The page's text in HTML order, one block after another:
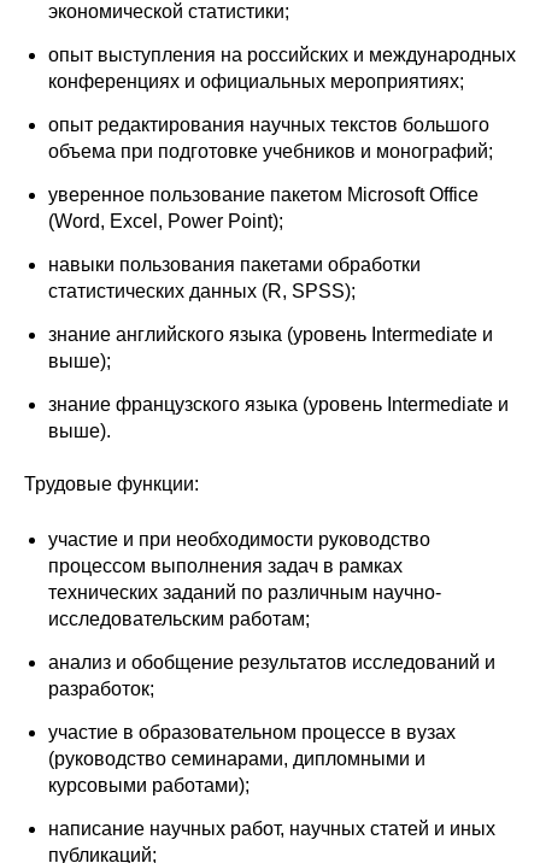
Научные труды
О журнале
Выпуски
Редакционная этика
Информация для авторов
Общие требования
Семинары
Энергетический семинар
Российско-французский семинар
ЦДУ
Отрасли и регионы
Inforum
Ученый совет
Материалы
экономической статистики;
опыт выступления на российских и международных
конференциях и официальных мероприятиях;
опыт редактирования научных текстов большого
объема при подготовке учебников и монографий;
уверенное пользование пакетом Microsoft Office
(Word, Excel, Power Point);
навыки пользования пакетами обработки
статистических данных (R, SPSS);
знание английского языка (уровень Intermediate и
выше);
знание французского языка (уровень Intermediate и
выше).
Трудовые функции:
участие и при необходимости руководство
процессом выполнения задач в рамках
технических заданий по различным научно-
исследовательским работам;
анализ и обобщение результатов исследований и
разработок;
участие в образовательном процессе в вузах
(руководство семинарами, дипломными и
курсовыми работами);
написание научных работ, научных статей и иных
публикаций;